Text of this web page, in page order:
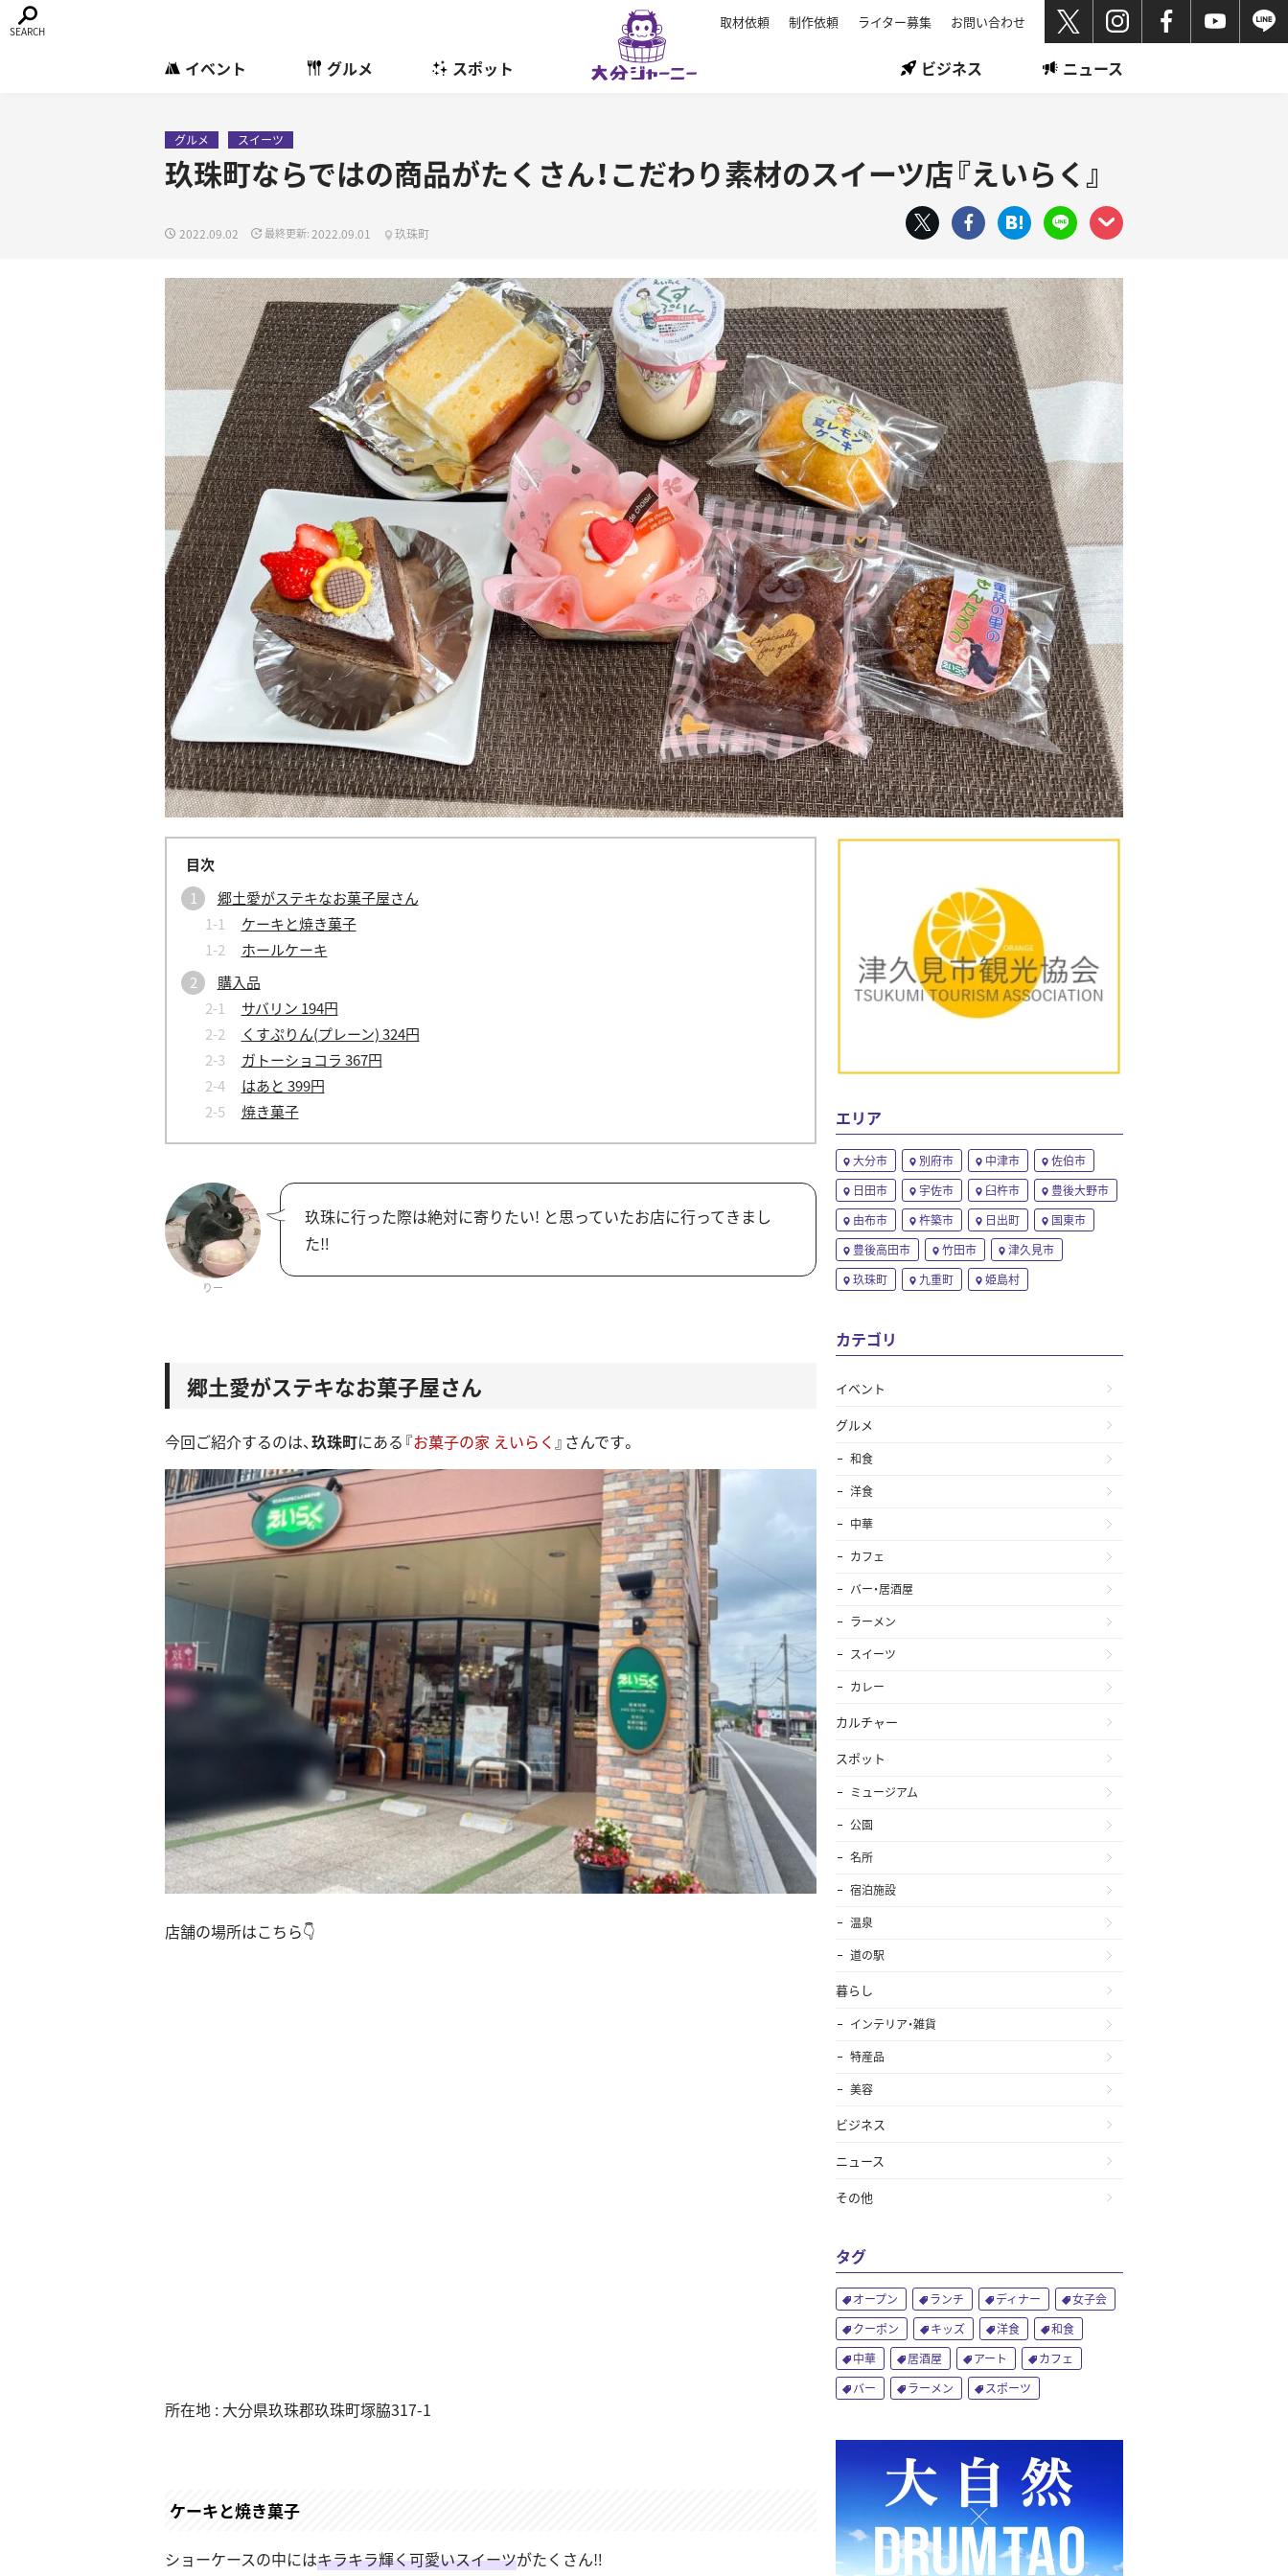
取材依頼 制作依頼 ライター募集 お問い合わせ
イベント グルメ スポット 暮らし ビジネス ニュース
グルメ スイーツ
玖珠町ならではの商品がたくさん！こだわり素材のスイーツ店『えいらく』
2022.09.02 2022.09.01 玖珠町
郷土愛がステキなお菓子屋さん
ケーキと焼き菓子
ホールケーキ
購入品
サバリン 194円
くすぷりん(プレーン) 324円
ガトーショコラ 367円
はあと 399円
焼き菓子
りー
玖珠に行った際は絶対に寄りたい! と思っていたお店に行ってきまし
た‼
郷土愛がステキなお菓子屋さん
今回ご紹介するのは、 玖珠町にある『お菓子の家 えいらく 』さんです。
店舗の場所はこちら👇
所在地 : 大分県玖珠郡玖珠町塚脇317-1
ケーキと焼き菓子
ショーケースの中にはキラキラ輝く可愛いスイーツがたくさん‼
エリア
大分市 別府市 中津市
佐伯市
日田市
宇佐市 臼杵市
豊後大野市
由布市
杵築市 日出町
国東市
豊後高田市
竹田市
津久見市
玖珠町
九重町 姫島村
カテゴリ
イベント
グルメ
和食
洋食
中華
カフェ
バー・居酒屋
ラーメン
スイーツ
カレー
カルチャー
スポット
ミュージアム
公園
名所
宿泊施設
温泉
道の駅
暮らし
インテリア・雑貨
特産品
美容
ビジネス
ニュース
その他
タグ
オープン ランチ ディナー
女子会
クーポン
キッズ 洋食
和食
中華
居酒屋 アート
カフェ
バー
ラーメン スポーツ